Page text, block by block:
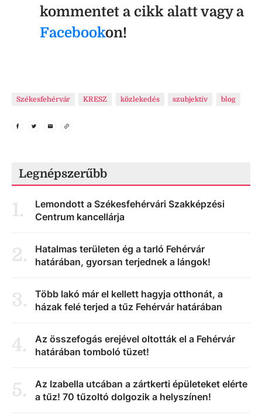
kommentet a cikk alatt vagy a
Facebookon!
Székesfehérvár KRESZ közlekedés szubjektív blog
Legnépszerűbb
1.
Lemondott a Székesfehérvári Szakképzési
Centrum kancellárja
2.
Hatalmas területen ég a tarló Fehérvár
határában, gyorsan terjednek a lángok!
3.
Több lakó már el kellett hagyja otthonát, a
házak felé terjed a tűz Fehérvár határában
4.
Az összefogás erejével oltották el a Fehérvár
határában tomboló tüzet!
5.
Az Izabella utcában a zártkerti épületeket elérte
a tűz! 70 tűzoltó dolgozik a helyszínen!